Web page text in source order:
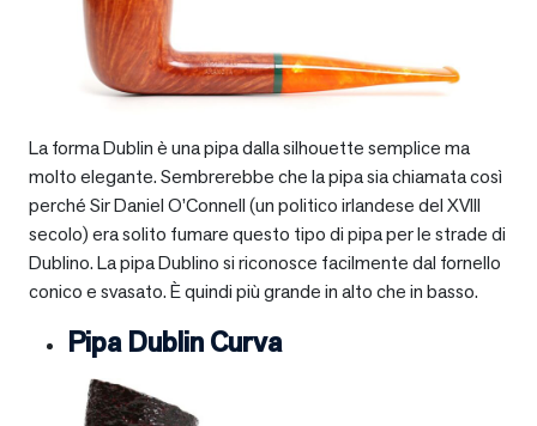
La forma Dublin è una pipa dalla silhouette semplice ma
molto elegante. Sembrerebbe che la pipa sia chiamata così
perché Sir Daniel O’Connell (un politico irlandese del XVIII
secolo) era solito fumare questo tipo di pipa per le strade di
Dublino. La pipa Dublino si riconosce facilmente dal fornello
conico e svasato. È quindi più grande in alto che in basso.
Pipa Dublin Curva